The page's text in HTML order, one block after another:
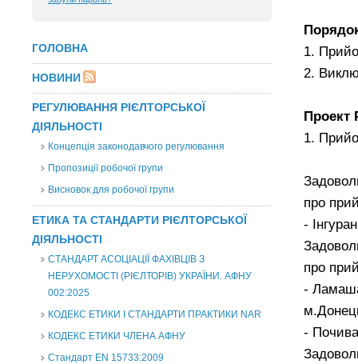
ГОЛОВНА
НОВИНИ
РЕГУЛЮВАННЯ РІЄЛТОРСЬКОЇ
ДІЯЛЬНОСТІ
Концепція законодавчого регулювання
Пропозиції робочої групи
Висновок для робочої групи
ЕТИКА ТА СТАНДАРТИ РІЄЛТОРСЬКОЇ
ДІЯЛЬНОСТІ
СТАНДАРТ АСОЦІАЦІЇ ФАХІВЦІВ З
НЕРУХОМОСТІ (РІЄЛТОРІВ) УКРАЇНИ. АФНУ
002:2025
КОДЕКС ЕТИКИ І СТАНДАРТИ ПРАКТИКИ NAR
КОДЕКС ЕТИКИ ЧЛЕНА АФНУ
Стандарт EN 15733:2009
1.
2.
Проект
1.
про
-
про
-
-